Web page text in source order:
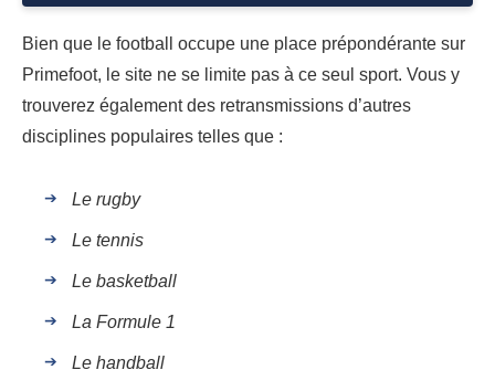
Bien que le football occupe une place prépondérante sur
Primefoot, le site ne se limite pas à ce seul sport. Vous y
trouverez également des retransmissions d’autres
disciplines populaires telles que :
Le rugby
Le tennis
Le basketball
La Formule 1
Le handball